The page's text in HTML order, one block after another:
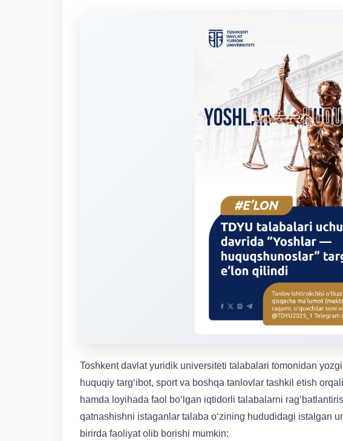
Toshkent davlat yuridik universiteti talabalari tomonidan
huquqiy targ‘ibot, sport va boshqa tanlovlar tashkil etish
hamda loyihada faol bo‘lgan iqtidorli talabalarni
qatnashishni istaganlar talaba o‘zining hududidagi istalgan
birirda faoliyat olib borishi mumkin: